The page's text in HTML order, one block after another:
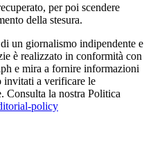
per poi scendere
della stesura.
un giornalismo indipendente e
è realizzato in conformità con
e mira a fornire informazioni
invitati a verificare le
Consulta la nostra Politica
policy